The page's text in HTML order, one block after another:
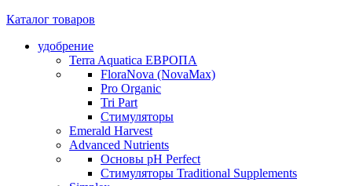
Каталог товаров
удобрение
Terra Aquatica ЕВРОПА
FloraNova (NovaMax)
Pro Organic
Tri Part
Стимуляторы
Emerald Harvest
Advanced Nutrients
Основы pH Perfect
Стимуляторы Traditional Supplements